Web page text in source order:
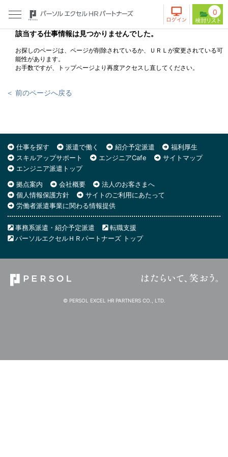
0
該当する仕事情報は見つかりませんでした。
お探しのページは、ページが削除されているか、ＵＲＬが変更されている可
能性があります。
お手数ですが、トップページより再度アクセスし直してください。
＜ 前のページへ戻る
仕事を探す 派遣で働く 紹介予定派遣
福利厚生
スキルアップサポート
エンジニアCafe
サイトマップ
エンジニア派遣トップ
拠点案内
会社概要
法人のお客さまへ
個人情報保護方針
サイトのご利用にあたって
労働者派遣事業に関わる情報提供
事務系派遣・紹介予定派遣
転職支援
パーソルエクセルＨＲパートナーズ トップ
© PERSOL EXCEL HR PARTNERS CO., LTD.